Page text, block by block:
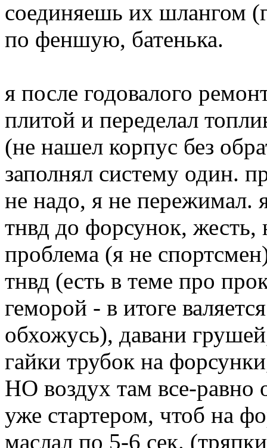
соединяешь их шлангом
по феншую, батенька.
я после годовалого
плитой и переделал
(не нашел корпус без
заполнял систему один.
не надо, я не пережимал.
тнвд до форсунок, жесть,
проблема (я не
тнвд (есть в теме про
геморой - в итоге
обхожусь), давани
гайки трубок на
НО воздух там все-равно
уже стартером, чтоб на
маслал по 5-6 сек.